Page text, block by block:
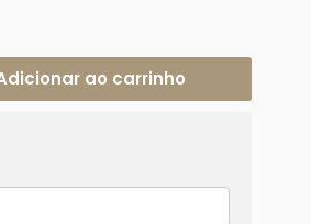
ao carrinho